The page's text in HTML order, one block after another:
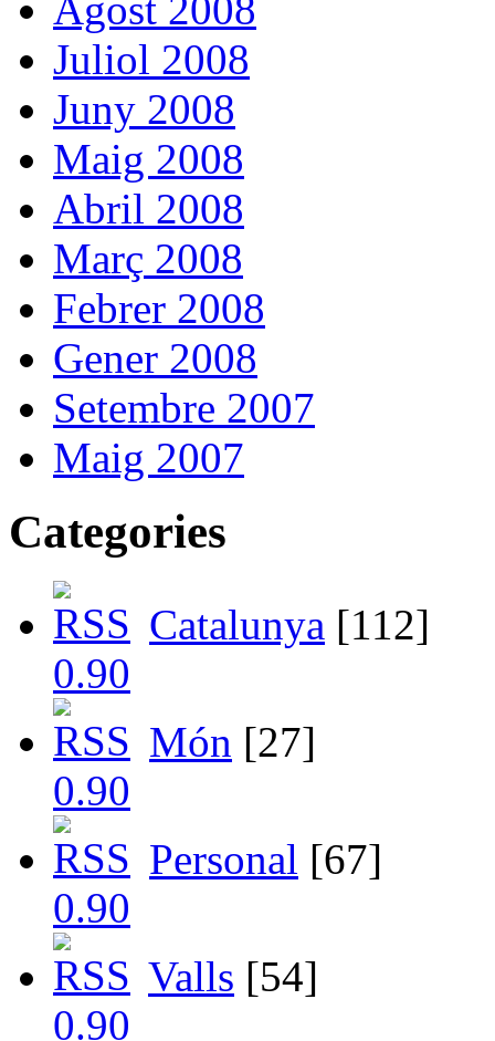
Agost 2008
Juliol 2008
Juny 2008
Maig 2008
Abril 2008
Març 2008
Febrer 2008
Gener 2008
Setembre 2007
Maig 2007
Categories
Catalunya [112]
Món [27]
Personal [67]
Valls [54]